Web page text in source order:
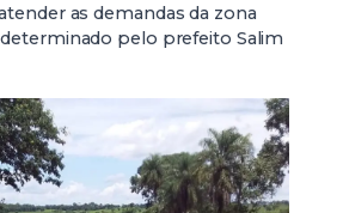
as demandas da zona
pelo prefeito Salim